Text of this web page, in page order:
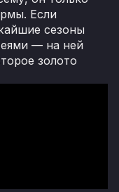
Если
сезоны
— на ней
золото